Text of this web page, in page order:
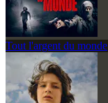
Tout l'argent du monde